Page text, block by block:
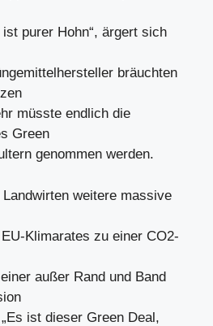
purer Hohn“, ärgert sich
bräuchten
müsste endlich die
Green
genommen werden.
weitere massive
Klimarates zu einer CO2-
außer Rand und Band
ist dieser Green Deal,